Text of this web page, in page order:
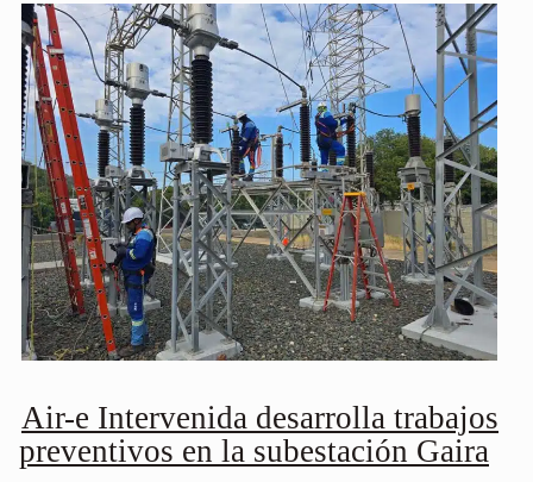
Air-e Intervenida desarrolla trabajos
preventivos en la subestación Gaira